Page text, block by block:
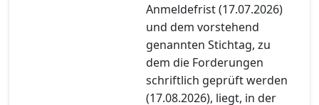
Anmeldefrist (17.07.2026)
und dem vorstehend
genannten Stichtag, zu
dem die Forderungen
schriftlich geprüft werden
(17.08.2026), liegt, in der